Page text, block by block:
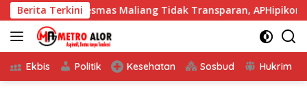
Langsung
ke
konten
Berita Terkini
BOK Piskesmas Maliang Tidak Transparan, APHipikor
Ekbis Politik Kesehatan Sosbud Hukrim